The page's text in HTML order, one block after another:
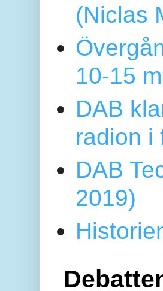
(Niclas
10-15
DAB
radion i
DAB
2019)